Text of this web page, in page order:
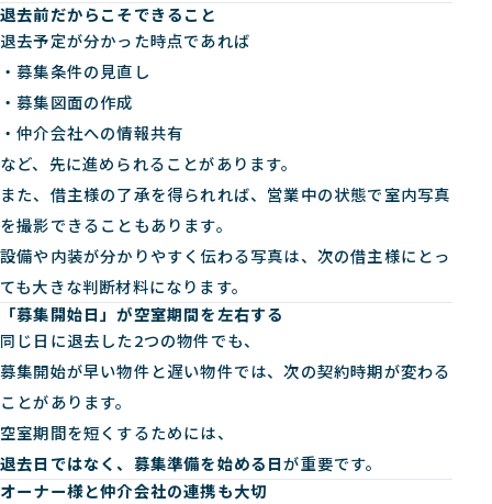
退去前だからこそできること
退去予定が分かった時点であれば
・募集条件の見直し
・募集図面の作成
・仲介会社への情報共有
など、先に進められることがあります。
また、借主様の了承を得られれば、営業中の状態で室内写真
を撮影できることもあります。
設備や内装が分かりやすく伝わる写真は、次の借主様にとっ
ても大きな判断材料になります。
「募集開始日」が空室期間を左右する
同じ日に退去した2つの物件でも、
募集開始が早い物件と遅い物件では、次の契約時期が変わる
ことがあります。
空室期間を短くするためには、
退去日ではなく、募集準備を始める日が重要です。
オーナー様と仲介会社の連携も大切